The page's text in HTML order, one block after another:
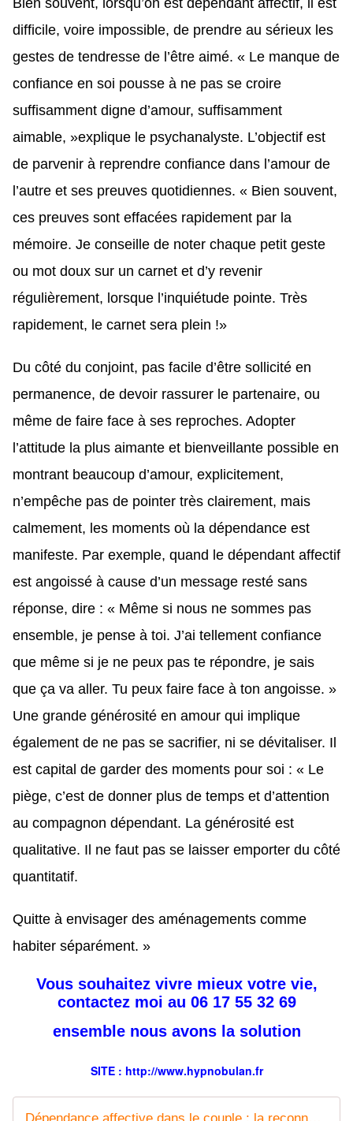
Bien souvent, lorsqu’on est dépendant affectif, il est
difficile, voire impossible, de prendre au sérieux les
gestes de tendresse de l’être aimé. « Le manque de
confiance en soi pousse à ne pas se croire
suffisamment digne d’amour, suffisamment
aimable, »explique le psychanalyste. L’objectif est
de parvenir à reprendre confiance dans l’amour de
l’autre et ses preuves quotidiennes. « Bien souvent,
ces preuves sont effacées rapidement par la
mémoire. Je conseille de noter chaque petit geste
ou mot doux sur un carnet et d’y revenir
régulièrement, lorsque l’inquiétude pointe. Très
rapidement, le carnet sera plein !»
Du côté du conjoint, pas facile d’être sollicité en
permanence, de devoir rassurer le partenaire, ou
même de faire face à ses reproches. Adopter
l’attitude la plus aimante et bienveillante possible en
montrant beaucoup d’amour, explicitement,
n’empêche pas de pointer très clairement, mais
calmement, les moments où la dépendance est
manifeste. Par exemple, quand le dépendant affectif
est angoissé à cause d’un message resté sans
réponse, dire : « Même si nous ne sommes pas
ensemble, je pense à toi. J’ai tellement confiance
que même si je ne peux pas te répondre, je sais
que ça va aller. Tu peux faire face à ton angoisse. »
Une grande générosité en amour qui implique
également de ne pas se sacrifier, ni se dévitaliser. Il
est capital de garder des moments pour soi : « Le
piège, c’est de donner plus de temps et d’attention
au compagnon dépendant. La générosité est
qualitative. Il ne faut pas se laisser emporter du côté
quantitatif.
Quitte à envisager des aménagements comme
habiter séparément. »
Vous souhaitez vivre mieux votre vie,
contactez moi au 06 17 55 32 69
ensemble nous avons la solution
SITE : http://www.hypnobulan.fr